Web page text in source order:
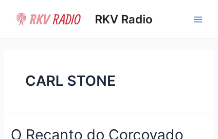
contenido
RKV Radio
CARL STONE
O Recanto do Corcovado